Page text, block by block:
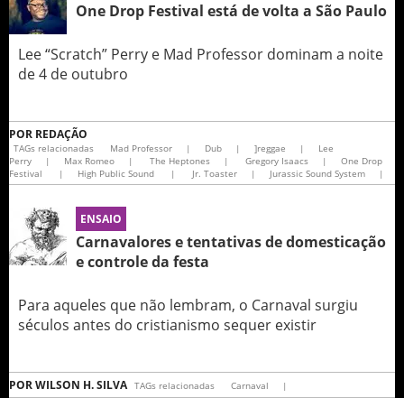
One Drop Festival está de volta a São Paulo
Lee “Scratch” Perry e Mad Professor dominam a noite
de 4 de outubro
POR REDAÇÃO
TAGs relacionadas Mad Professor | Dub | ]reggae |
Lee
Perry
| Max Romeo | The Heptones | Gregory Isaacs |
One Drop
Festival
| High Public Sound | Jr. Toaster | Jurassic Sound System |
ENSAIO
Carnavalores e tentativas de domesticação
e controle da festa
Para aqueles que não lembram, o Carnaval surgiu
séculos antes do cristianismo sequer existir
PORWILSON H. SILVA TAGs relacionadas Carnaval |